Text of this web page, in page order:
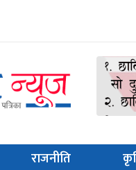
राजनीति